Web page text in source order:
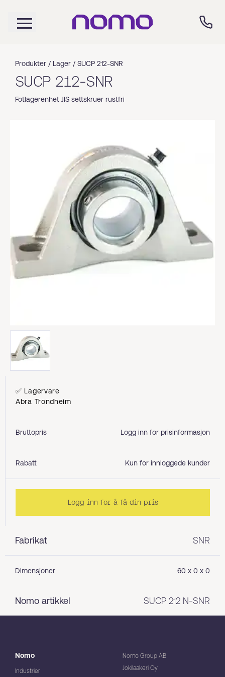
Produkter / Lager / SUCP 212-SNR
SUCP 212-SNR
Fotlagerenhet JIS settskruer rustfri
Fabrikat SNR
Dimensjoner 60 x 0 x 0
Nomo artikkel SUCP 212 N-SNR
✅ Lagervare
Abra Trondheim
Bruttopris Logg inn for prisinformasjon
Rabatt Kun for innloggede kunder
Logg inn for å få din pris
Nomo
Industrier
Nomo Group AB
Jokilaakeri Oy